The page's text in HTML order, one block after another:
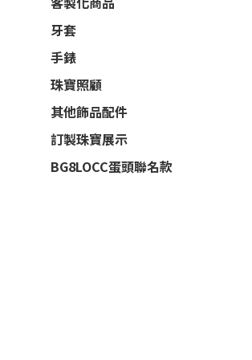
牙套
手錶
珠寶照顧
其他飾品配件
訂製珠寶展示
BG8LOCC蛋頭聯名款